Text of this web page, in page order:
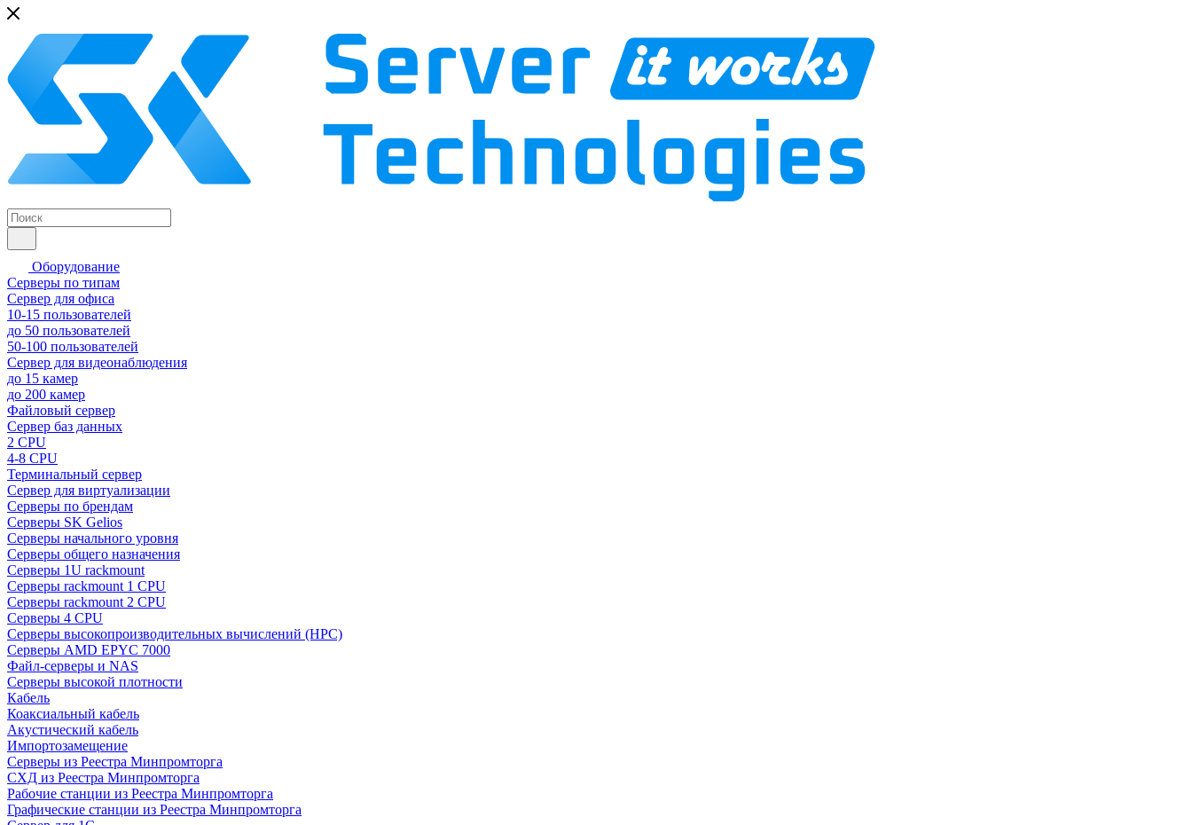
Оборудование
Серверы по типам
Сервер для офиса
10-15 пользователей
до 50 пользователей
50-100 пользователей
Сервер для видеонаблюдения
до 15 камер
до 200 камер
Файловый сервер
Сервер баз данных
2 CPU
4-8 CPU
Терминальный сервер
Сервер для виртуализации
Серверы по брендам
Серверы SK Gelios
Серверы начального уровня
Серверы общего назначения
Серверы 1U rackmount
Серверы rackmount 1 CPU
Серверы rackmount 2 CPU
Серверы 4 CPU
Серверы высокопроизводительных вычислений (HPC)
Серверы AMD EPYC 7000
Файл-серверы и NAS
Серверы высокой плотности
Кабель
Коаксиальный кабель
Акустический кабель
Импортозамещение
Серверы из Реестра Минпромторга
СХД из Реестра Минпромторга
Рабочие станции из Реестра Минпромторга
Графические станции из Реестра Минпромторга